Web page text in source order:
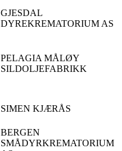
GJESDAL
DYREKREMATORIUM AS
PELAGIA MÅLØY
SILDOLJEFABRIKK
SIMEN KJÆRÅS
BERGEN
SMÅDYRKREMATORIUM